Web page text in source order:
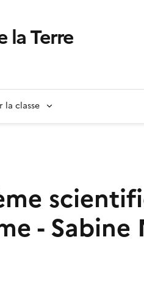
la Terre
la classe
- Sabine